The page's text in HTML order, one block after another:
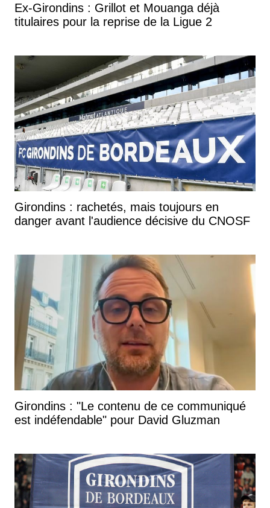
Ex-Girondins : Grillot et Mouanga déjà
titulaires pour la reprise de la Ligue 2
Girondins : rachetés, mais toujours en
danger avant l'audience décisive du CNOSF
Girondins : "Le contenu de ce communiqué
est indéfendable" pour David Gluzman